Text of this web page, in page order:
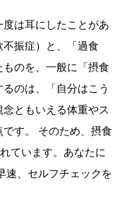
度は耳にしたことがあ
振症）と、「過食
のを、一般に「摂食
のは、「自分はこう
ともいえる体重やス
す。 そのため、摂食
ています。あなたに
速、セルフチェックを